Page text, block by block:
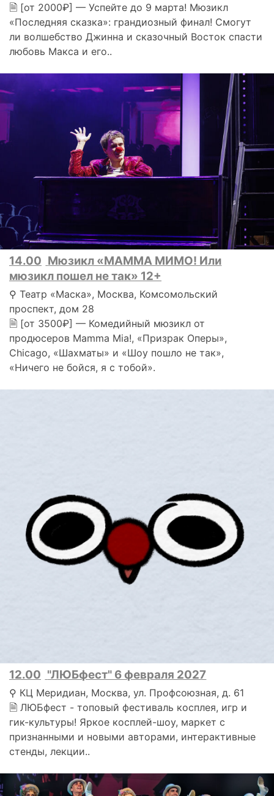
🗎 [от 2000₽] — Успейте до 9 марта! Мюзикл
«Последняя сказка»: грандиозный финал! Смогут
ли волшебство Джинна и сказочный Восток спасти
любовь Макса и его..
14.00 Мюзикл «МАММА МИМО! Или
мюзикл пошел не так» 12+
⚲ Театр «Маска», Москва, Комсомольский
проспект, дом 28
🗎 [от 3500₽] — Комедийный мюзикл от
продюсеров Mamma Mia!, «Призрак Оперы»,
Chicago, «Шахматы» и «Шоу пошло не так»,
«Ничего не бойся, я с тобой».
12.00 "ЛЮБфест" 6 февраля 2027
⚲ КЦ Меридиан, Москва, ул. Профсоюзная, д. 61
🗎 ЛЮБфест - топовый фестиваль косплея, игр и
гик-культуры! Яркое косплей-шоу, маркет с
признанными и новыми авторами, интерактивные
стенды, лекции..